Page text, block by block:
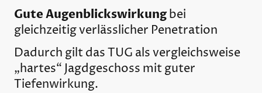
Gute Augenblickswirkungbei
gleichzeitig verlässlicher Penetration
Dadurch gilt das TUG als vergleichsweise
„hartes“ Jagdgeschoss mit guter
Tiefenwirkung.